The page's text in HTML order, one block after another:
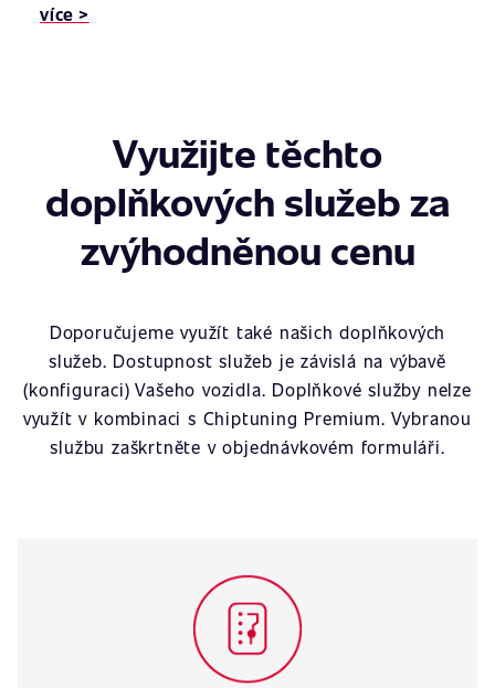
více >
Využijte těchto
doplňkových služeb za
zvýhodněnou cenu
Doporučujeme využít také našich doplňkových
služeb. Dostupnost služeb je závislá na výbavě
(konfiguraci) Vašeho vozidla. Doplňkové služby nelze
využít v kombinaci s Chiptuning Premium. Vybranou
službu zaškrtněte v objednávkovém formuláři.